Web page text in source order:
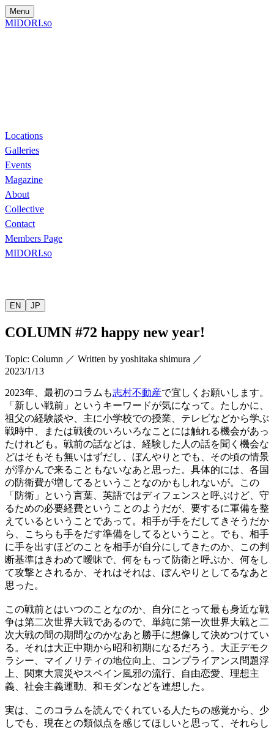
Menu
MIDORI.so
Locations
Galleries
Events
Magazine
About
Collective
Contact
Members Page
MIDORI.so
EN JP
COLUMN #72 happy new year!
Topic: Column ／ Written by yoshitaka shimura ／
2023/1/13
2023年、最初のコラムも志村不動産で宜しくお願いします。
「新しい戦前」というキーワードが気になって。たしかに、
祖父の経験談や、主に小学校での授業、テレビなどから学ぶ
戦時中、または戦後のいろいろなことには触れる機会があっ
たけれども。戦前の話などは、経験した人の話を聞く機会な
どはそもそも無いはずだし、ぼんやりとでも、その頃の情景
が浮かんで来ることもないなあと思った。具体的には、各国
の防衛費が増してるということなのかもしれないが。この
「防衛」という言葉、英語ではディフェンスと呼ぶけど、守
るための必要経費ということのようだが、要するに軍備を整
えているということであって。相手が手をだしてきそうだか
ら、こちらも手をだす準備をしてるということ。でも、相手
に手を出すほどのことを相手が自分にしてきたのか、この判
断基準はきわめて曖昧で、何をもって防衛と呼ぶか、何をし
て攻撃とされるか、それはそれは、ぼんやりとしてるなあと
思った。
この戦前とはいつのことなのか、自分にとって最も身近な戦
争は第二次世界大戦であるので、単純に第一次世界大戦と二
次大戦の間の期間なのかなあと勝手に想像して決めつけてい
る。それは大正中期から昭和初期になるだろう。大正デモク
ラシー、マイノリティの地位向上、コンプライアンス問題浮
上、関東大震災やスペイン風邪の流行、自由恋愛、理想主
義、社会主義運動、和モダンなどを連想した。
実は、このコラムを読んでくれている人たちの感覚から、少
しでも、現在との類似点を感じてほしいと思って、それらし